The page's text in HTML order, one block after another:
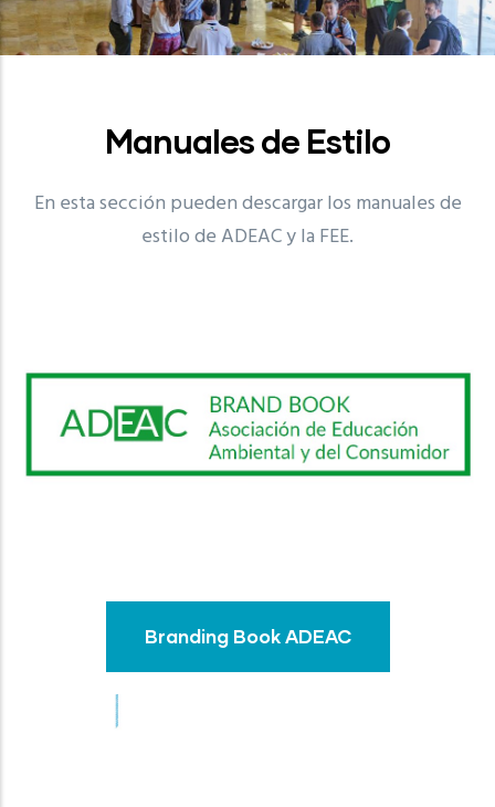
Manuales de Estilo
En esta sección pueden descargar los manuales de
estilo de ADEAC y la FEE.
Branding Book ADEAC